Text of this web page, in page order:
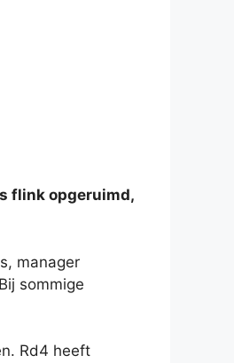
flink opgeruimd,
manager
sommige
Rd4 heeft